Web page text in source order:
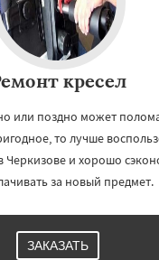
кресел
или поздно может
то лучше
Черкизове и хорошо
за новый предмет.
ЗАКАЗАТЬ